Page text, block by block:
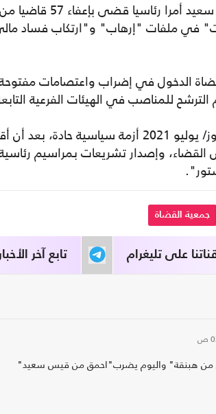
والأسبوع الماضي،
في ملفات "إرهاب" و"ارتكاب فساد
الدخول في إضراب واعتصامات
للمناصب في الهيئات الفرعية التابعة
وتعاني تونس منذ 25 تموز/ يوليو 2021
وإصدار تشريعات بمراسيم
جمعية القضاة
تابع آخر على تليغرام
هبنقة" واليوم يضرب"احمق من قيس سعيد"